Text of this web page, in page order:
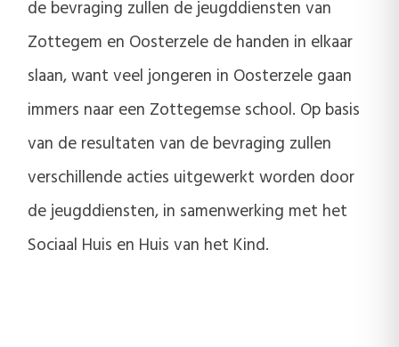
de bevraging zullen de jeugddiensten van
Zottegem en Oosterzele de handen in elkaar
slaan, want veel jongeren in Oosterzele gaan
immers naar een Zottegemse school. Op basis
van de resultaten van de bevraging zullen
verschillende acties uitgewerkt worden door
de jeugddiensten, in samenwerking met het
Sociaal Huis en Huis van het Kind.